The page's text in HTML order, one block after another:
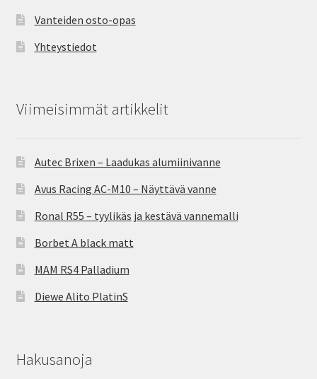
Vanteiden osto-opas
Yhteystiedot
Viimeisimmät artikkelit
Autec Brixen – Laadukas alumiinivanne
Avus Racing AC-M10 – Näyttävä vanne
Ronal R55 – tyylikäs ja kestävä vannemalli
Borbet A black matt
MAM RS4 Palladium
Diewe Alito PlatinS
Hakusanoja